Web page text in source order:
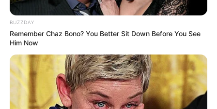
Sprawdź też:7 serialowych i filmowych premier na cały
tydzień. Tych nowości nie możecie przegapić!
W realizację serialu zaangażowany jestMark Johnson,
scenariusza są
Aaron Zelman(„Dochodzenie”) orazPaul
Lieberstein
(znany między innymi z roliToby'ego
Flandersona
w amerykańskiej wersji „Biura”). Obaj są też
showrunnerami serialu. ReżyserujePeter Farrelly,twórca
BUZZDAY
Remember Chaz Bono? You Better Sit Down Before You See
Him Now